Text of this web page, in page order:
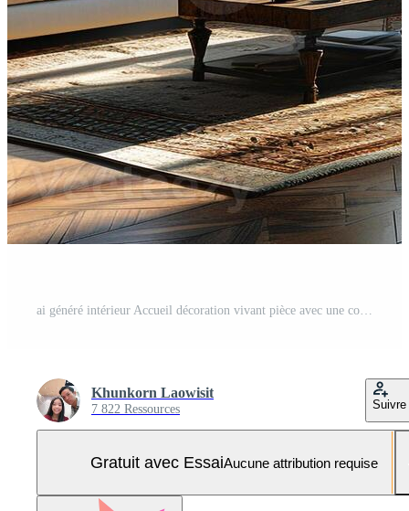
ai généré intérieur Accueil décoration vivant pièce avec une confortable canapé, tableau, et une grand français la fenêtre. Photo Pro
Khunkorn Laowisit
7 822 Ressources Suivre
Gratuit avec EssaiAucune attribution requise